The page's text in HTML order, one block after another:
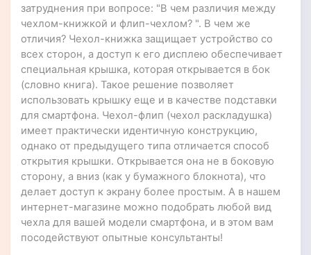
затруднения при вопросе: "В чем различия между
чехлом-книжкой и флип-чехлом? ". В чем же
отличия? Чехол-книжка защищает устройство со
всех сторон, а доступ к его дисплею обеспечивает
специальная крышка, которая открывается в бок
(словно книга). Такое решение позволяет
использовать крышку еще и в качестве подставки
для смартфона. Чехол-флип (чехол раскладушка)
имеет практически идентичную конструкцию,
однако от предыдущего типа отличается способ
открытия крышки. Открывается она не в боковую
сторону, а вниз (как у бумажного блокнота), что
делает доступ к экрану более простым. А в нашем
интернет-магазине можно подобрать любой вид
чехла для вашей модели смартфона, и в этом вам
посодействуют опытные консультанты!